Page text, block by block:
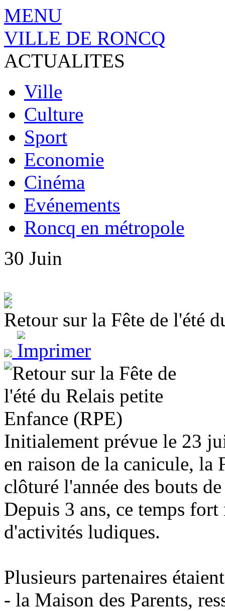
MENU
VILLE DE RONCQ
ACTUALITES
Ville
Culture
Sport
Economie
Cinéma
Evénements
Roncq en métropole
30 Juin
Retour sur la Fête de l'été
Initialement prévue le 23
en raison de la canicule, la
clôturé l'année des bouts
Depuis 3 ans, ce temps
d'activités ludiques.
Plusieurs partenaires
- la Maison des Parents,